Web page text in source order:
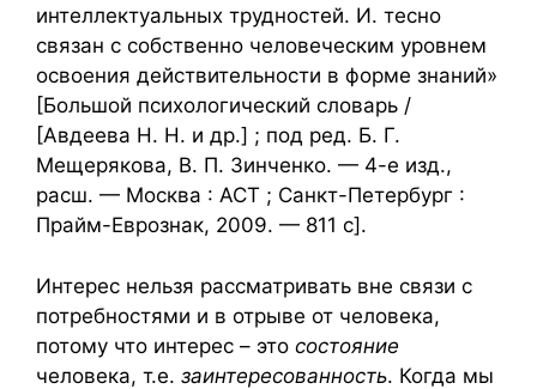
интеллектуальных трудностей. И. тесно
связан с собственно человеческим уровнем
освоения действительности в форме знаний»
[Большой психологический словарь /
[Авдеева Н. Н. и др.] ; под ред. Б. Г.
Мещерякова, В. П. Зинченко. — 4-е изд.,
расш. — Москва : АСТ ; Санкт-Петербург :
Прайм-Еврознак, 2009. — 811 с].
Интерес нельзя рассматривать вне связи с
потребностями и в отрыве от человека,
потому что интерес – это состояние
человека, т.е. заинтересованность. Когда мы